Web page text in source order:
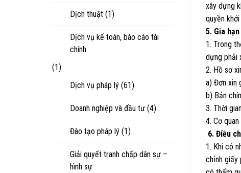
chấp
Dịch thuật (1)
Dịch vụ kế toán, báo cáo tài
chính
(1)
Dịch vụ pháp lý (61)
Doanh nghiệp và đầu tư (4)
Đào tạo pháp lý (1)
Giải quyết tranh chấp dân sự –
hình sự
xây dựng
quyền
5. Gia hạn
1. Trong
dựng phải
2. Hồ sơ
a) Đơn xin
b) Bản
3. Thời
4. Cơ
6. Điều
1. Khi có
chỉnh giấy